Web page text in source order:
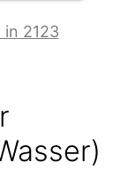
in 2123